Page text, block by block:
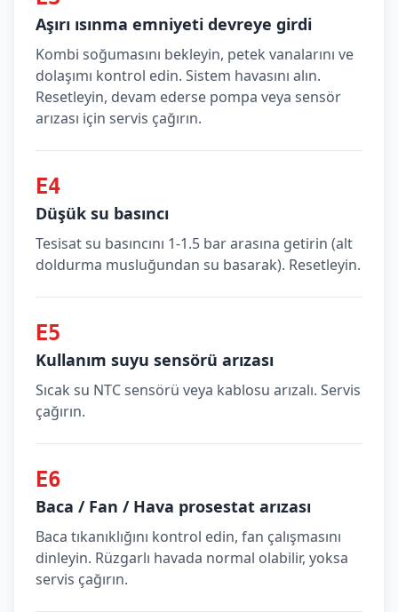
Aşırı ısınma emniyeti devreye girdi
Kombi soğumasını bekleyin, petek vanalarını ve
dolaşımı kontrol edin. Sistem havasını alın.
Resetleyin, devam ederse pompa veya sensör
arızası için servis çağırın.
E4
Düşük su basıncı
Tesisat su basıncını 1-1.5 bar arasına getirin (alt
doldurma musluğundan su basarak). Resetleyin.
E5
Kullanım suyu sensörü arızası
Sıcak su NTC sensörü veya kablosu arızalı. Servis
çağırın.
E6
Baca / Fan / Hava prosestat arızası
Baca tıkanıklığını kontrol edin, fan çalışmasını
dinleyin. Rüzgarlı havada normal olabilir, yoksa
servis çağırın.